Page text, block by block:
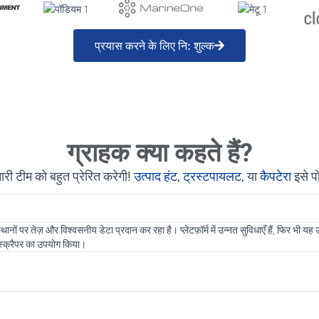
प्रयास करने के लिए नि: शुल्क
ग्राहक क्या कहते हैं?
टीम को बहुत प्रेरित करेगी!उत्पाद हंट,ट्रस्टपायलट, याकैपटेराइसे
तेज़ और विश्वसनीय डेटा प्रदान कर रहा है। प्लेटफ़ॉर्म में उन्नत सुविधाएँ हैं, फिर भी
का उपयोग किया।